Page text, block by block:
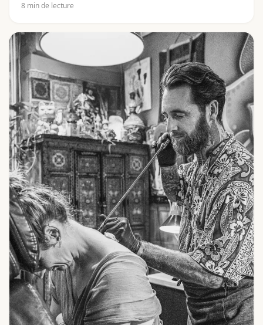
l'essentiel. Decouvre de quelle ecriture il s'agit (le
signifient les lettres (kata) et pourquoi il ne faut jamais
les faire copier depuis internet.
8 min de lecture